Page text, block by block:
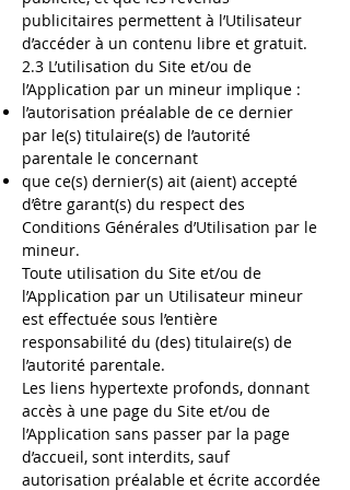
publicitaires permettent à l’Utilisateur
d’accéder à un contenu libre et gratuit.
2.3 L’utilisation du Site et/ou de
l’Application par un mineur implique :
l’autorisation préalable de ce dernier
par le(s) titulaire(s) de l’autorité
parentale le concernant
que ce(s) dernier(s) ait (aient) accepté
d’être garant(s) du respect des
Conditions Générales d’Utilisation par le
mineur.
Toute utilisation du Site et/ou de
l’Application par un Utilisateur mineur
est effectuée sous l’entière
responsabilité du (des) titulaire(s) de
l’autorité parentale.
Les liens hypertexte profonds, donnant
accès à une page du Site et/ou de
l’Application sans passer par la page
d’accueil, sont interdits, sauf
autorisation préalable et écrite accordée